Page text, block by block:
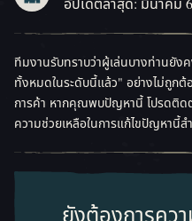
อัปเดตล่าสุด: มีนาคม
ทีมงานรับทราบว่าผู้เล่นบางท่านยัง
ทั้งหมดในระดับนี้แล้ว" อย่างไม่ถูก
การค้า หากคุณพบปัญหานี้ โปรดติด
ความช่วยเหลือในการแก้ไขปัญหา